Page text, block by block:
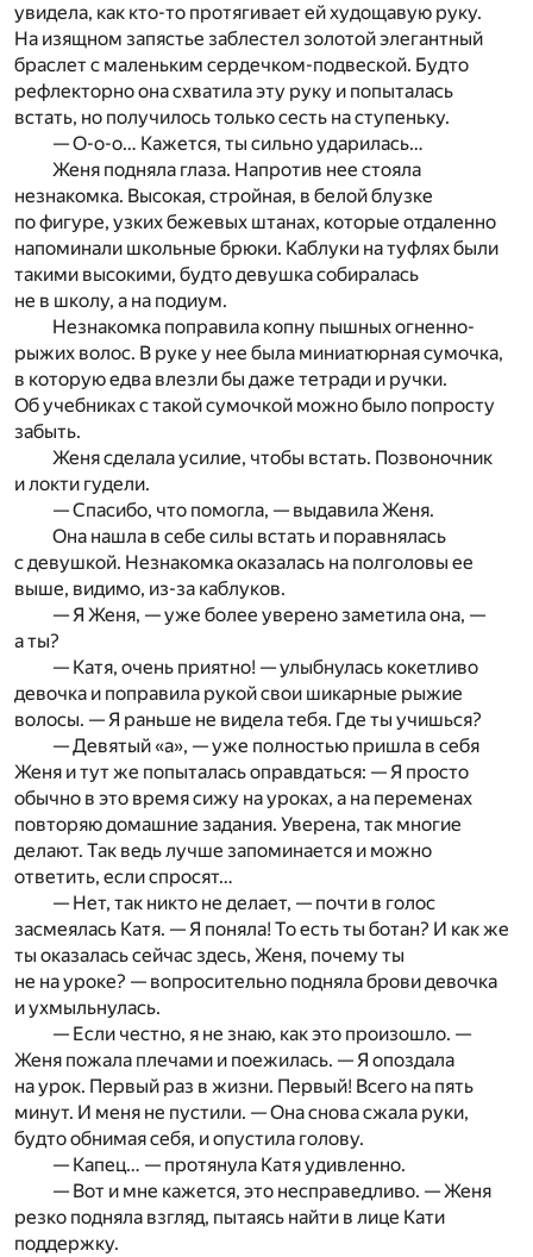
увидела, как кто-то протягивает ей худощавую руку.
На изящном запястье заблестел золотой элегантный
браслет с маленьким сердечком-подвеской. Будто
рефлекторно она схватила эту руку и попыталась
встать, но получилось только сесть на ступеньку.
— О-о-о… Кажется, ты сильно ударилась…
Женя подняла глаза. Напротив нее стояла
незнакомка. Высокая, стройная, в белой блузке
по фигуре, узких бежевых штанах, которые отдаленно
напоминали школьные брюки. Каблуки на туфлях были
такими высокими, будто девушка собиралась
не в школу, а на подиум.
Незнакомка поправила копну пышных огненно-
рыжих волос. В руке у нее была миниатюрная сумочка,
в которую едва влезли бы даже тетради и ручки.
Об учебниках с такой сумочкой можно было попросту
забыть.
Женя сделала усилие, чтобы встать. Позвоночник
и локти гудели.
— Спасибо, что помогла, — выдавила Женя.
Она нашла в себе силы встать и поравнялась
с девушкой. Незнакомка оказалась на полголовы ее
выше, видимо, из-за каблуков.
— Я Женя, — уже более уверено заметила она, —
а ты?
— Катя, очень приятно! — улыбнулась кокетливо
девочка и поправила рукой свои шикарные рыжие
волосы. — Я раньше не видела тебя. Где ты учишься?
— Девятый «а», — уже полностью пришла в себя
Женя и тут же попыталась оправдаться: — Я просто
обычно в это время сижу на уроках, а на переменах
повторяю домашние задания. Уверена, так многие
делают. Так ведь лучше запоминается и можно
ответить, если спросят…
— Нет, так никто не делает, — почти в голос
засмеялась Катя. — Я поняла! То есть ты ботан? И как же
ты оказалась сейчас здесь, Женя, почему ты
не на уроке? — вопросительно подняла брови девочка
и ухмыльнулась.
— Если честно, я не знаю, как это произошло. —
Женя пожала плечами и поежилась. — Я опоздала
на урок. Первый раз в жизни. Первый! Всего на пять
минут. И меня не пустили. — Она снова сжала руки,
будто обнимая себя, и опустила голову.
— Капец… — протянула Катя удивленно.
— Вот и мне кажется, это несправедливо. — Женя
резко подняла взгляд, пытаясь найти в лице Кати
поддержку.